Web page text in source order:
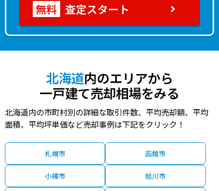
査定スタート
北海道内のエリアから
一戸建て売却相場をみる
北海道内の市町村別の詳細な取引件数、平均売却額、平均
面積、平均坪単価など売却事例は下記をクリック！
札幌市 函館市
小樽市 旭川市